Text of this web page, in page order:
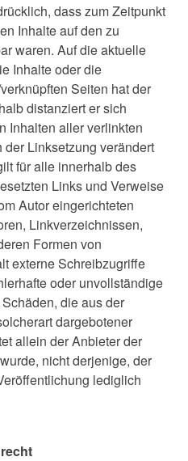
dass zum Zeitpunkt
Inhalte auf den zu
waren. Auf die aktuelle
Inhalte oder die
Seiten hat der
distanziert er sich
Inhalten aller verlinkten
Linksetzung verändert
für alle innerhalb des
Links und Verweise
Autor eingerichteten
Linkverzeichnissen,
Formen von
externe Schreibzugriffe
oder unvollständige
die aus der
dargebotener
allein der Anbieter der
nicht derjenige, der
lediglich